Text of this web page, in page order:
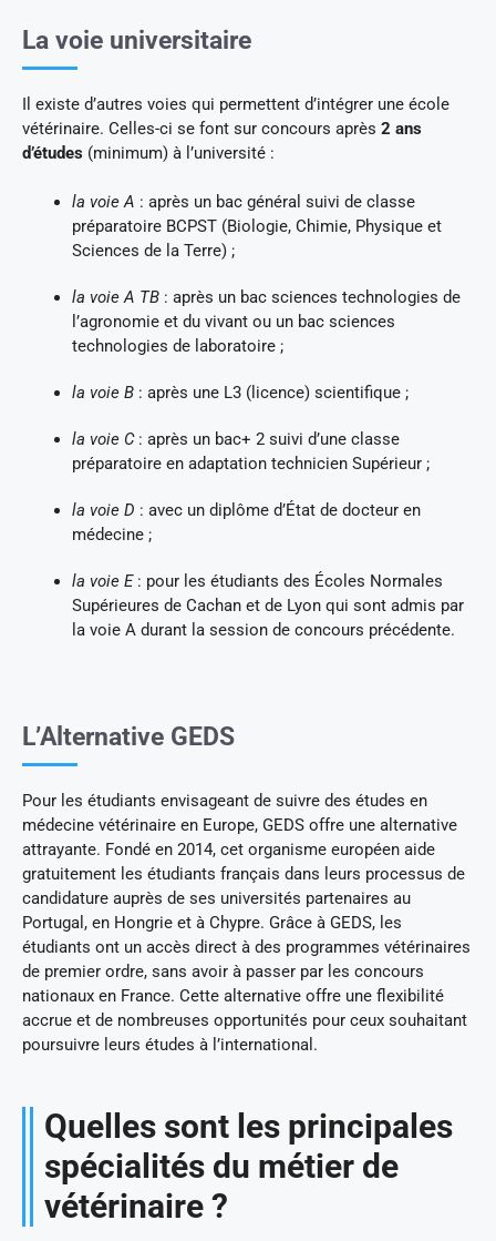
La voie universitaire
Il existe d’autres voies qui permettent d’intégrer une école
vétérinaire. Celles-ci se font sur concours après 2 ans
d’études (minimum) à l’université :
la voie A : après un bac général suivi de classe
préparatoire BCPST (Biologie, Chimie, Physique et
Sciences de la Terre) ;
la voie A TB : après un bac sciences technologies de
l’agronomie et du vivant ou un bac sciences
technologies de laboratoire ;
la voie B : après une L3 (licence) scientifique ;
la voie C: après un bac+ 2 suivi d’une classe
préparatoire en adaptation technicien Supérieur ;
la voie D : avec un diplôme d’État de docteur en
médecine ;
la voie E: pour les étudiants des Écoles Normales
Supérieures de Cachan et de Lyon qui sont admis par
la voie A durant la session de concours précédente.
L’Alternative GEDS
Pour les étudiants envisageant de suivre des études en
médecine vétérinaire en Europe, GEDS offre une alternative
attrayante. Fondé en 2014, cet organisme européen aide
gratuitement les étudiants français dans leurs processus de
candidature auprès de ses universités partenaires au
Portugal, en Hongrie et à Chypre. Grâce à GEDS, les
étudiants ont un accès direct à des programmes vétérinaires
de premier ordre, sans avoir à passer par les concours
nationaux en France. Cette alternative offre une flexibilité
accrue et de nombreuses opportunités pour ceux souhaitant
poursuivre leurs études à l’international.
Quelles sont les principales
spécialités du métier de
vétérinaire ?